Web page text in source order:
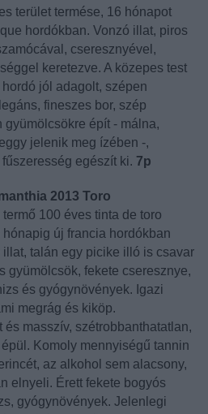
terület termése, 16 hónapot
hordókban. Vonzó illat, piros
cseresznyével,
keretezve. A közepes test
jól adagolt, szépen
fineszes bor, szép
épít - málna,
jelenik meg ízében -,
egészít ki. 7p
2013 Toro
100 éves tinta de toro
új francia hordókban
talán egy picike illó is csavar
gyümölcsök, fekete cseresznye,
és gyógynövények. Igazi
megrág és kiköp.
és masszív, szétrobbanthatatlan,
Komoly mennyiségű tannin
az alkohol sem alacsony,
elnyeli. Érett fekete bogyós
gyógynövények. Jelenlegi